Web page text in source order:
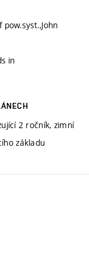
pow.syst.,John
in
2 ročník, zimní
základu